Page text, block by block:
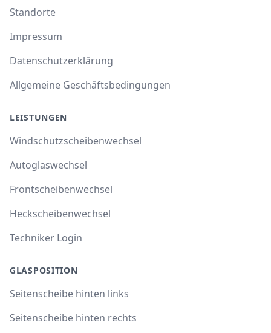
Standorte
Impressum
Datenschutzerklärung
Allgemeine Geschäftsbedingungen
LEISTUNGEN
Windschutzscheibenwechsel
Autoglaswechsel
Frontscheibenwechsel
Heckscheibenwechsel
Techniker Login
GLASPOSITION
Seitenscheibe hinten links
Seitenscheibe hinten rechts